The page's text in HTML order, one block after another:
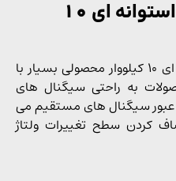
خازن سیلندری خشک استوانه ای 10
خازن سیلندری خشک استوانه ای 10 کیلووار محصولی بسیار با
راحتی سیگنال ‌های
سیگنال‌ های مستقیم می‌
سطح تغییرات ولتاژ